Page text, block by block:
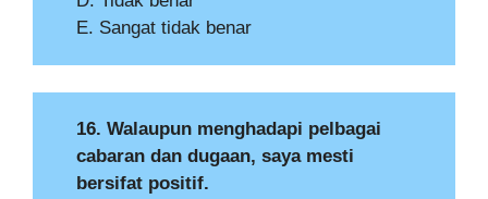
E. Sangat tidak benar
16. Walaupun menghadapi pelbagai
cabaran dan dugaan, saya mesti
bersifat positif.